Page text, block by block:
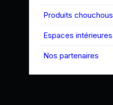
Produits chouchous
Espaces intérieures
Nos partenaires